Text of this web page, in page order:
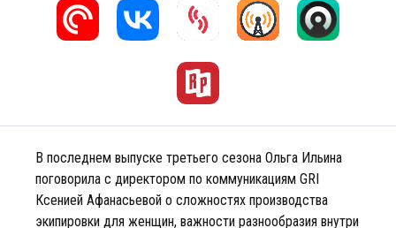
В последнем выпуске третьего сезона Ольга Ильина
поговорила с директором по коммуникациям GRI
Ксенией Афанасьевой о сложностях производства
экипировки для женщин, важности разнообразия внутри